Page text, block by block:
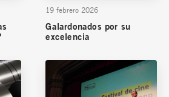
19 febrero 2026
Galardonados por su
excelencia